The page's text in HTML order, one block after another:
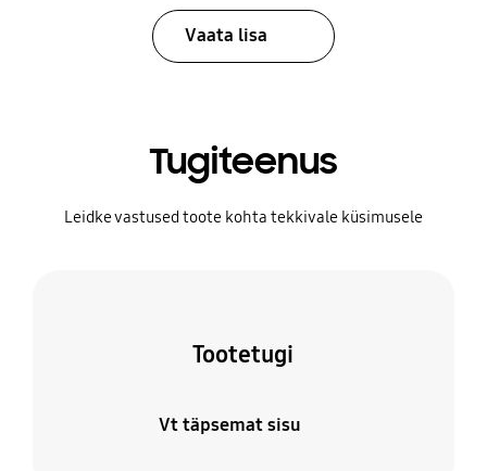
Vaata lisa
Tugiteenus
Leidke vastused toote kohta tekkivale küsimusele
Tootetugi
Vt täpsemat sisu